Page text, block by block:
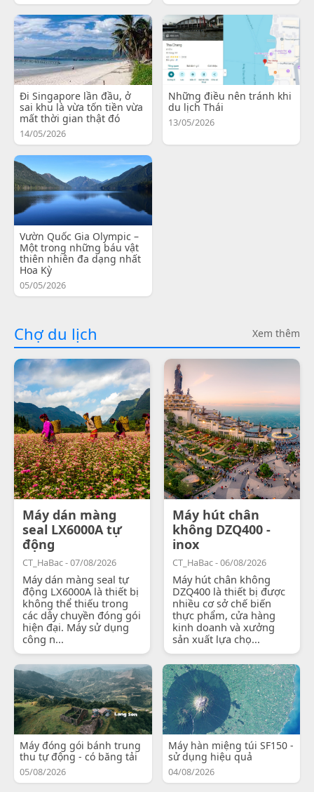
Đi Singapore lần đầu, ở
sai khu là vừa tốn tiền vừa
mất thời gian thật đó
14/05/2026
Những điều nên tránh khi
du lịch Thái
13/05/2026
Vườn Quốc Gia Olympic –
Một trong những báu vật
thiên nhiên đa dạng nhất
Hoa Kỳ
05/05/2026
Chợ du lịch Xem thêm
Máy dán màng
seal LX6000A tự
động
CT_HaBac - 07/08/2026
Máy dán màng seal tự
động LX6000A là thiết bị
không thể thiếu trong
các dây chuyền đóng gói
hiện đại. Máy sử dụng
công n...
Máy hút chân
không DZQ400 -
inox
CT_HaBac - 06/08/2026
Máy hút chân không
DZQ400 là thiết bị được
nhiều cơ sở chế biến
thực phẩm, cửa hàng
kinh doanh và xưởng
sản xuất lựa chọ...
Máy đóng gói bánh trung
thu tự động - có băng tải
05/08/2026
Máy hàn miệng túi SF150 -
sử dụng hiệu quả
04/08/2026